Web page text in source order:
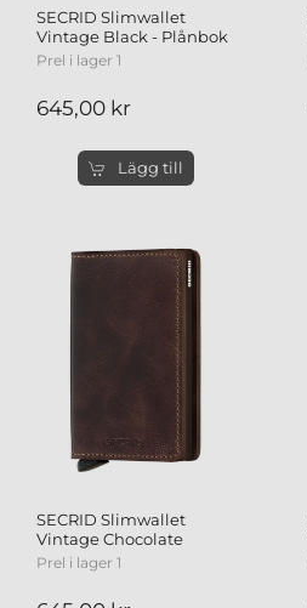
SECRID Slimwallet
Vintage Black - Plånbok
Prel i lager 1
645,00 kr
Lägg till
SECRID Slimwallet
Vintage Chocolate
Prel i lager 1